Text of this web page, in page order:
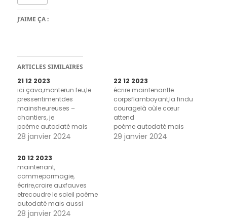
J’AIME ÇA :
ARTICLES SIMILAIRES
21 12 2023
ici çava,monterun feu,le
pressentimentdes
mainsheureuses –
chantiers, je
poème autodaté mais
aussi poème de titres
28 janvier 2024
22 12 2023
écrire maintenantle
corpsflamboyant,la findu
couragelà oùle cœur
attend
poème autodaté mais
aussi poème de titres
29 janvier 2024
20 12 2023
maintenant,
commeparmagie,
écrire,croire auxfauves
etrecoudre le soleil poème
autodaté mais aussi
poème de titres
28 janvier 2024